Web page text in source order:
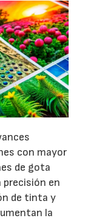
con mayor
de gota
precisión en
de tinta y
la